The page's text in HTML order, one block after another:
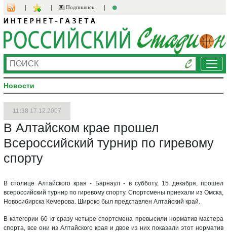
Подпишись
Новости
11:38 17.12.2007
В Алтайском крае прошел
Всероссийский турнир по гиревому
спорту
В столице Алтайского края - Барнаул - в субботу, 15 декабря, прошел
всероссийский турнир по гиревому спорту. Спортсмены приехали из Омска,
Новосибирска Кемерова. Широко был представлен Алтайский край.
В категории 60 кг сразу четыре спортсмена превысили норматив мастера
спорта, все они из Алтайского края и двое из них показали этот норматив